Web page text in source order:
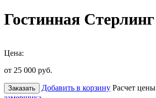
Гостинная Стерлинг
Цена:
от 25 000 руб.
Заказать Добавить в корзину Расчет цены